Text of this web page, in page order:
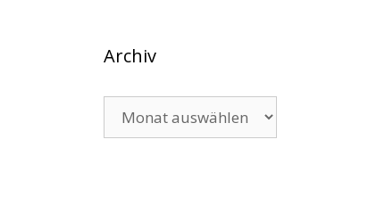
Archiv